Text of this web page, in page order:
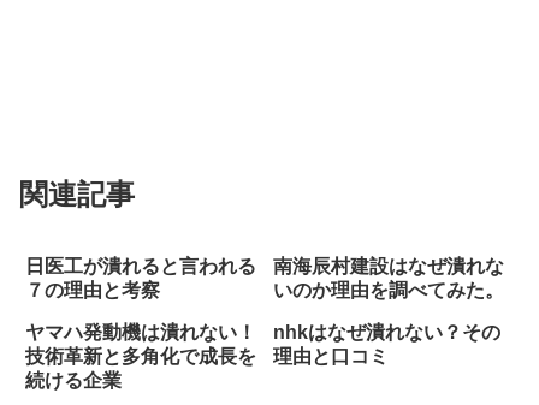
関連記事
日医工が潰れると言われる
７の理由と考察
南海辰村建設はなぜ潰れな
いのか理由を調べてみた。
ヤマハ発動機は潰れない！
技術革新と多角化で成長を
続ける企業
nhkはなぜ潰れない？その
理由と口コミ